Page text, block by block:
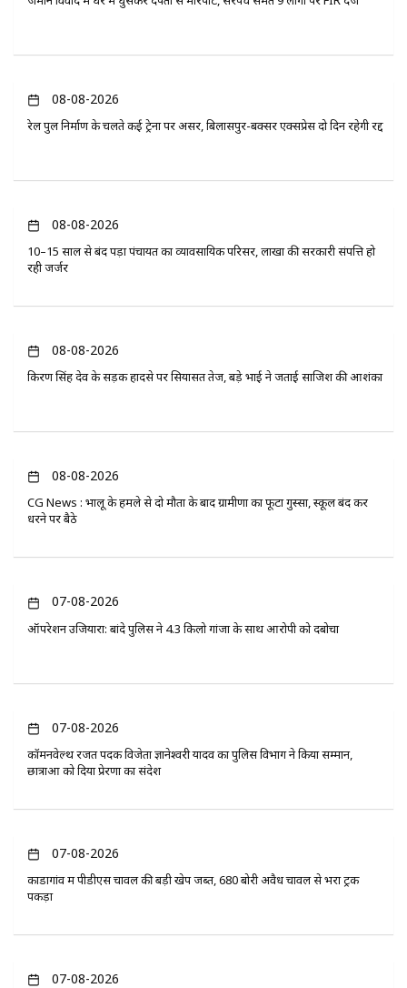
08-08-2026
रेल पुल निर्माण के चलते कई ट्रेनों पर असर, बिलासपुर-बक्सर एक्सप्रेस दो दिन रहेगी रद्द
08-08-2026
10–15 साल से बंद पड़ा पंचायत का व्यावसायिक परिसर, लाखों की सरकारी संपत्ति हो
रही जर्जर
08-08-2026
किरण सिंह देव के सड़क हादसे पर सियासत तेज, बड़े भाई ने जताई साजिश की आशंका
08-08-2026
CG News : भालू के हमले से दो मौतों के बाद ग्रामीणों का फूटा गुस्सा, स्कूल बंद कर
धरने पर बैठे
07-08-2026
ऑपरेशन उजियारा: बांदे पुलिस ने 4.3 किलो गांजा के साथ आरोपी को दबोचा
07-08-2026
कॉमनवेल्थ रजत पदक विजेता ज्ञानेश्वरी यादव का पुलिस विभाग ने किया सम्मान,
छात्राओं को दिया प्रेरणा का संदेश
07-08-2026
कोंडागांव में पीडीएस चावल की बड़ी खेप जब्त, 680 बोरी अवैध चावल से भरा ट्रक
पकड़ा
07-08-2026